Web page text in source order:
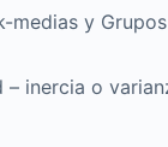
medias y Grupos
inercia o